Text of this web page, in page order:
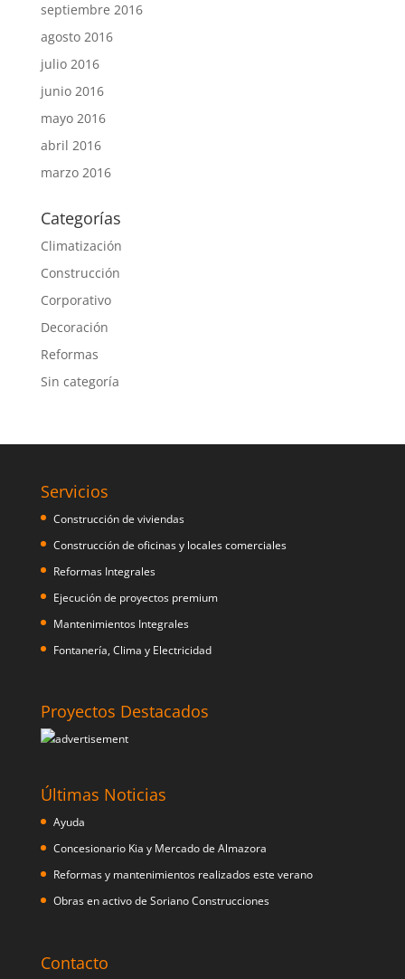
septiembre 2016
agosto 2016
julio 2016
junio 2016
mayo 2016
abril 2016
marzo 2016
Categorías
Climatización
Construcción
Corporativo
Decoración
Reformas
Sin categoría
Servicios
Construcción de viviendas
Construcción de oficinas y locales comerciales
Reformas Integrales
Ejecución de proyectos premium
Mantenimientos Integrales
Fontanería, Clima y Electricidad
Proyectos Destacados
Últimas Noticias
Ayuda
Concesionario Kia y Mercado de Almazora
Reformas y mantenimientos realizados este verano
Obras en activo de Soriano Construcciones
Contacto